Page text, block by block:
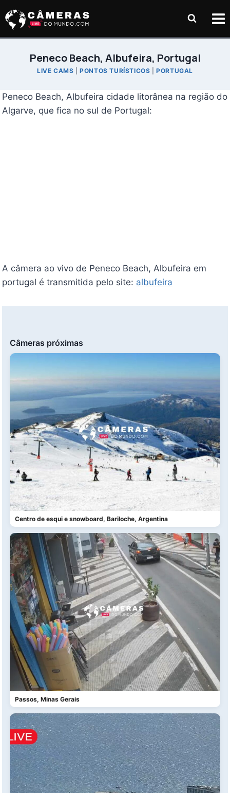
para
Peneco Beach, Albufeira, Portugal
LIVE CAMS |PONTOS TURÍSTICOS |PORTUGAL
Peneco Beach, Albufeira cidade litorânea na região do
Algarve, que fica no sul de Portugal:
A câmera ao vivo de Peneco Beach, Albufeira em
portugal é transmitida pelo site: albufeira
Câmeras próximas
Centro de esqui e snowboard, Bariloche, Argentina
Passos, Minas Gerais